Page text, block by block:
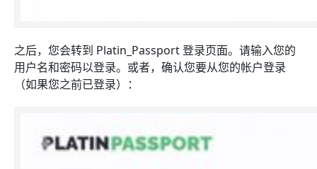
之后，您会转到 Platin_Passport 登录页面。请输入您的
用户名和密码以登录。 或者，确认您要从您的帐户登录
（如果您之前已登录）：